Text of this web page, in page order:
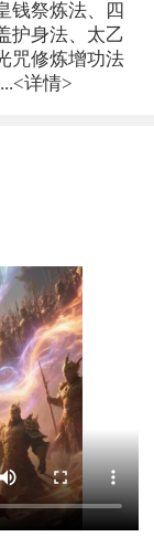
钱祭炼法、四
护身法、太乙
咒修炼增功法
<详情>